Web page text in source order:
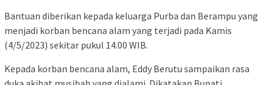
Bantuan diberikan kepada keluarga Purba dan Berampu yang
menjadi korban bencana alam yang terjadi pada Kamis
(4/5/2023) sekitar pukul 14.00 WIB.
Kepada korban bencana alam, Eddy Berutu sampaikan rasa